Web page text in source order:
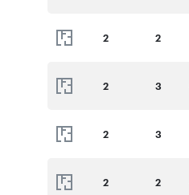
2 2
2 3
2 3
2 2